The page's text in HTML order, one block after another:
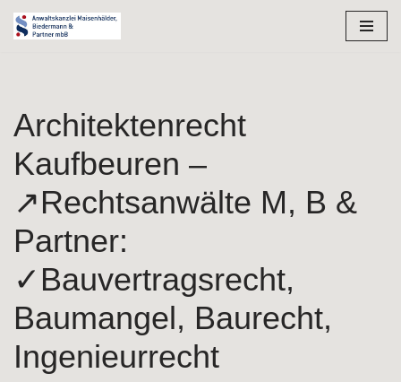
Architektenrecht
Kaufbeuren –
↗️Rechtsanwälte M, B &
Partner:
✓Bauvertragsrecht,
Baumangel, Baurecht,
Ingenieurrecht